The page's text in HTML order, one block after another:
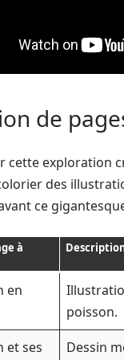
de
cette exploration
des
ce
à
en
poisson.
et ses
Dessin